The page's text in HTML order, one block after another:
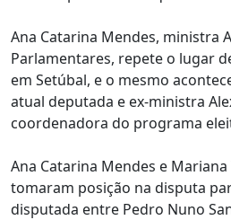
Ana Catarina Mendes, ministra
Parlamentares, repete o lugar
em Setúbal, e o mesmo
atual deputada e ex-ministra
coordenadora do programa
Ana Catarina Mendes e Mariana
tomaram posição na disputa
disputada entre Pedro Nuno